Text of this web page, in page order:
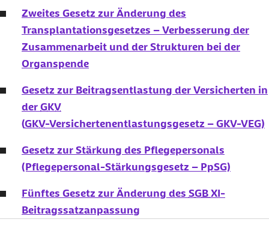
Zweites Gesetz zur Änderung des
Transplantationsgesetzes – Verbesserung der
Zusammenarbeit und der Strukturen bei der
Organspende
Gesetz zur Beitragsentlastung der Versicherten in
der GKV
(GKV-Versichertenentlastungsgesetz – GKV-VEG)
Gesetz zur Stärkung des Pflegepersonals
(Pflegepersonal-Stärkungsgesetz – PpSG)
Fünftes Gesetz zur Änderung des SGB XI-
Beitragssatzanpassung